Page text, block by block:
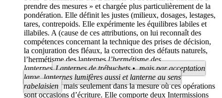
prendre des mesures » et chargée plus particulièrement de la
pondération. Elle définit les justes (milieux, dosages, lestages,
tares, contrepoids. Elle expérimente les équilibres labiles et
illabiles. A (cause de ces attributions, on lui reconnaît des
compétences concernant la technique des prises de décision,
la conjuration des fléaux, la correction des défauts naturels,
l’hermétisme des lanternesl’hermétisme des
lanternes Lanternes de trébuchets •, mais par acceptation
large, lanternes lumifères aussi et lanterne au sens
rabelaisien mais seulement dans la mesure où ces opérations
sont occasions d’écriture. Elle comporte deux Intermissions